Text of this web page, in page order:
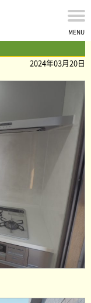
MENU
の内装リフォー
2024年03月20日